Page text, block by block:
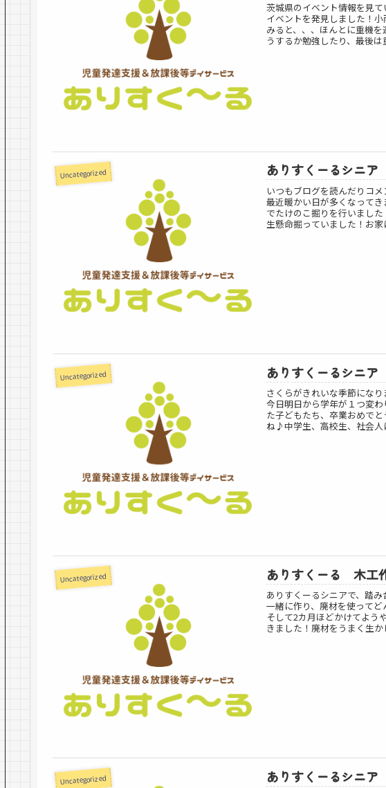
茨城県のイベント情報を見
イベントを発見しました！
みると、、、ほんとに重機
うするか勉強したり、最後は
Uncategorized ありすくーるシニ
いつもブログを読んだりコメ
最近暖かい日が多くなって
でたけのこ掘りを行いまし
生懸命掘っていました！お家
Uncategorized ありすくーるシニ
さくらがきれいな季節にな
今日明日から学年が１つ変
た子どもたち、卒業おめで
ね♪中学生、高校生、社会人
Uncategorized ありすくーる 木工
ありすくーるシニアで、踏
一緒に作り、廃材を使って
そして2カ月ほどかけてよう
きました！廃材をうまく生か
Uncategorized ありすくーるシニ